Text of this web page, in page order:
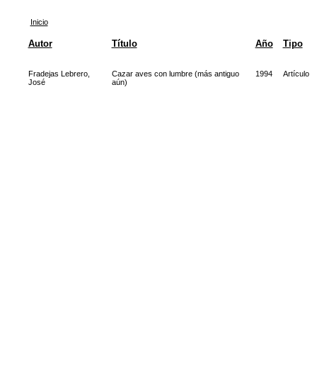
Inicio
Autor Título Año Tipo
Fradejas Lebrero,
José
Cazar aves con lumbre (más antiguo
aún)
1994 Artículo